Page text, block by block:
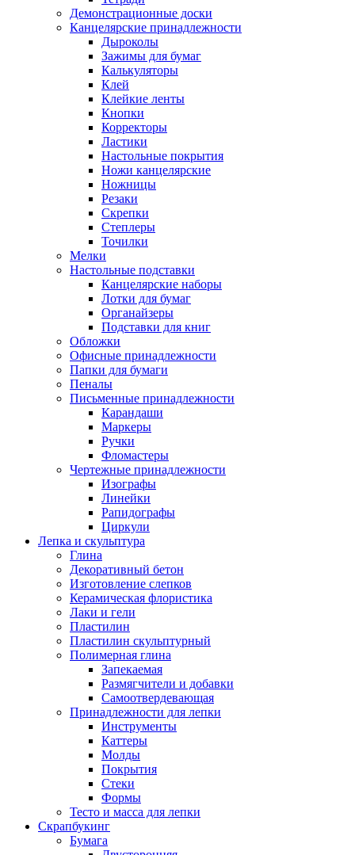
Демонстрационные доски
Канцелярские принадлежности
Дыроколы
Зажимы для бумаг
Калькуляторы
Клей
Клейкие ленты
Кнопки
Корректоры
Ластики
Настольные покрытия
Ножи канцелярские
Ножницы
Резаки
Скрепки
Степлеры
Точилки
Мелки
Настольные подставки
Канцелярские наборы
Лотки для бумаг
Органайзеры
Подставки для книг
Обложки
Офисные принадлежности
Папки для бумаги
Пеналы
Письменные принадлежности
Карандаши
Маркеры
Ручки
Фломастеры
Чертежные принадлежности
Изографы
Линейки
Рапидографы
Циркули
Лепка и скульптура
Глина
Декоративный бетон
Изготовление слепков
Керамическая флористика
Лаки и гели
Пластилин
Пластилин скульптурный
Полимерная глина
Запекаемая
Размягчители и добавки
Самоотвердевающая
Принадлежности для лепки
Инструменты
Каттеры
Молды
Покрытия
Стеки
Формы
Тесто и масса для лепки
Скрапбукинг
Бумага